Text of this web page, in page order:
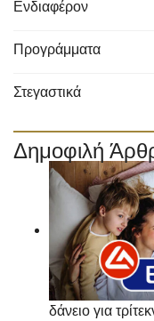
Ενδιαφέρον
Προγράμματα
Στεγαστικά
Δημοφιλή
δάνειο για